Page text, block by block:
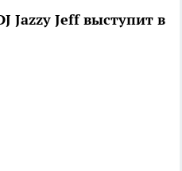
Jazzy Jeff выступит в